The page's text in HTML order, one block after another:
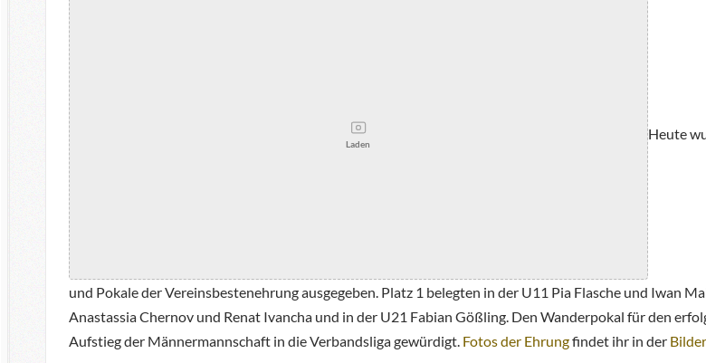
Laden
Heute
und Pokale der Vereinsbestenehrung ausgegeben. Platz 1 belegten in der U11 Pia Flasche und Iwan
Anastassia Chernov und Renat Ivancha und in der U21 Fabian Gößling. Den Wanderpokal für den
Aufstieg der Männermannschaft in die Verbandsliga gewürdigt. Fotos der Ehrungfindet ihr in der